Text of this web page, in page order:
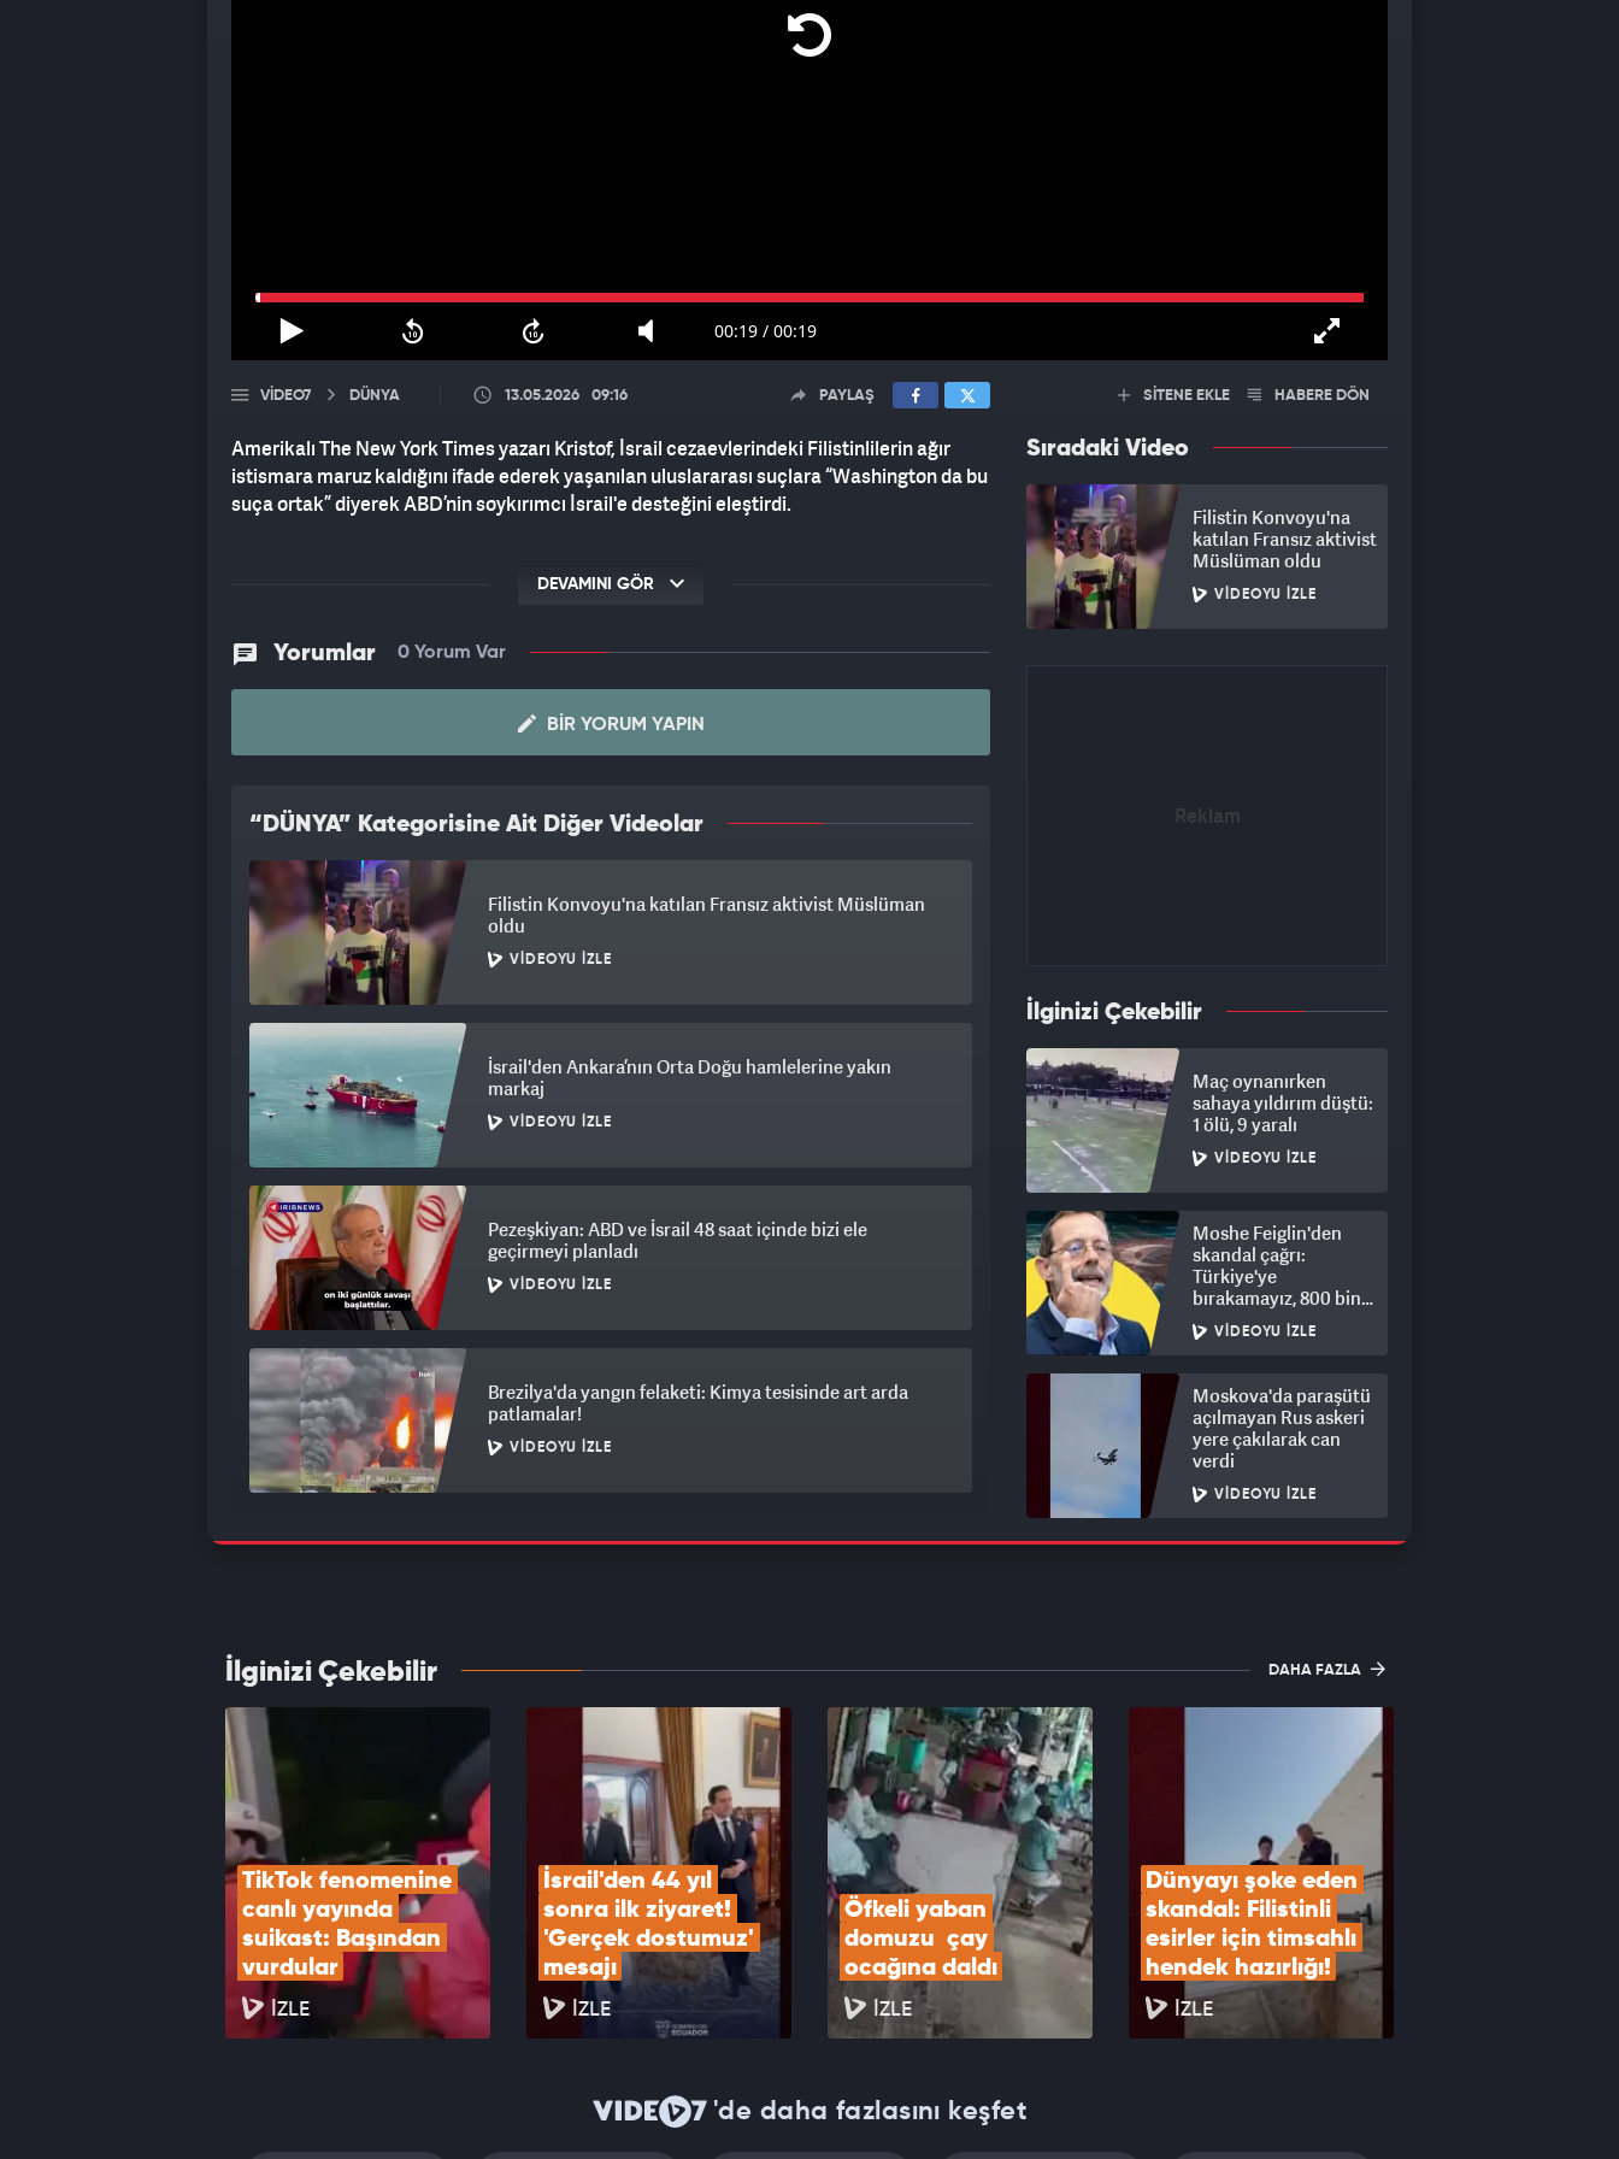
00:19 / 00:19
VIDEO7 DÜNYA 13.05.2026 09:16 PAYLAŞ
Amerikalı The New York Times yazarı Kristof, İsrail cezaevlerindeki Filistinlilerin ağır
istismara maruz kaldığını ifade ederek yaşanılan uluslararası suçlara “Washington da bu
suça ortak” diyerek ABD’nin soykırımcı İsrail'e desteğini eleştirdi.
DEVAMINI GÖR
Yorumlar 0 Yorum Var
BIR YORUM YAPIN
“DÜNYA” Kategorisine Ait Diğer Videolar
Filistin Konvoyu'na katılan Fransız aktivist Müslüman
oldu
VIDEOYU İZLE
İsrail'den Ankara’nın Orta Doğu hamlelerine yakın
markaj
VIDEOYU İZLE
Pezeşkiyan: ABD ve İsrail 48 saat içinde bizi ele
geçirmeyi planladı
VIDEOYU İZLE
Brezilya'da yangın felaketi: Kimya tesisinde art arda
patlamalar!
VIDEOYU İZLE
ABD'den devasa hamle: Rusya ve Çin'e karşı nükleer
doktrinde tarihi değişim
VIDEOYU İZLE
SİTENE EKLE HABERE DÖN
Sıradaki Video
Filistin Konvoyu'na
katılan Fransız aktivist
Müslüman oldu
VIDEOYU İZLE
İlginizi Çekebilir
Maç oynanırken
sahaya yıldırım düştü:
1 ölü, 9 yaralı
VIDEOYU İZLE
Moshe Feiglin'den
skandal çağrı:
Türkiye'ye
bırakamayız, 800 bin
kişi için derhal sürgün!
VIDEOYU İZLE
Moskova'da paraşütü
açılmayan Rus askeri
yere çakılarak can
verdi
VIDEOYU İZLE
İlginizi Çekebilir DAHA FAZLA
TikTok fenomenine
canlı yayında
suikast: Başından
vurdular
İZLE
İsrail'den 44 yıl
sonra ilk ziyaret!
'Gerçek dostumuz'
mesajı
İZLE
Öfkeli yaban
domuzu  çay
ocağına daldı
İZLE
Dünyayı şoke eden
skandal: Filistinli
esirler için timsahlı
hendek hazırlığı!
İZLE
'de daha fazlasını keşfet